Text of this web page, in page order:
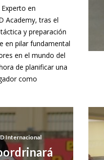
en
Academy, tras el
y preparación
en pilar fundamental
en el mundo del
de planificar una
como
Internacional